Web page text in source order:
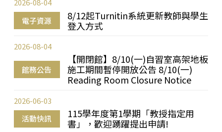
電子資源
8/12起Turnitin系統更新教師與學生
登入方式
2026-08-04
館務公告
【開閉館】8/10(一)自習室高架地板
施工期間暫停開放公告 8/10(一)
Reading Room Closure Notice
2026-08-04
活動快訊
115學年度第1學期「教授指定用
書」，歡迎踴躍提出申請!
2026-06-03